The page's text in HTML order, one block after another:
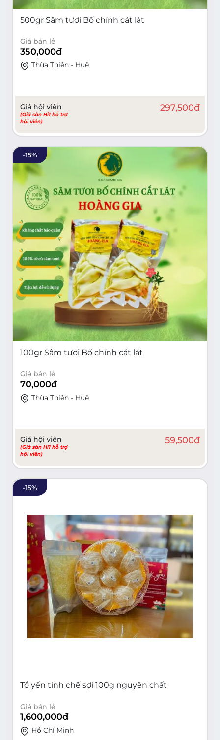
500gr Sâm tươi Bố chính cát lát
Giá bán lẻ
350,000đ
Thừa Thiên - Huế
Giá hội viên
(Giá sàn Hi1 hỗ trợ
hội viên)
297,500đ
-15%
100gr Sâm tươi Bố chính cát lát
Giá bán lẻ
70,000đ
Thừa Thiên - Huế
Giá hội viên
(Giá sàn Hi1 hỗ trợ
hội viên)
59,500đ
-15%
Tổ yến tinh chế sợi 100g nguyên chất
Giá bán lẻ
1,600,000đ
Hồ Chí Minh